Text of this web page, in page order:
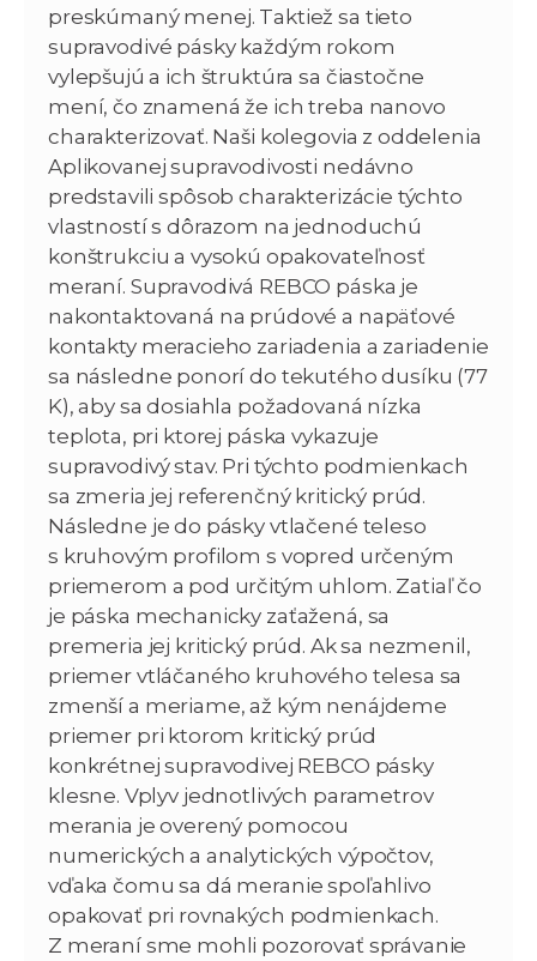
preskúmaný menej. Taktiež sa tieto
supravodivé pásky každým rokom
vylepšujú a ich štruktúra sa čiastočne
mení, čo znamená že ich treba nanovo
charakterizovať. Naši kolegovia z oddelenia
Aplikovanej supravodivosti nedávno
predstavili spôsob charakterizácie týchto
vlastností s dôrazom na jednoduchú
konštrukciu a vysokú opakovateľnosť
meraní. Supravodivá REBCO páska je
nakontaktovaná na prúdové a napäťové
kontakty meracieho zariadenia a zariadenie
sa následne ponorí do tekutého dusíku (77
K), aby sa dosiahla požadovaná nízka
teplota, pri ktorej páska vykazuje
supravodivý stav. Pri týchto podmienkach
sa zmeria jej referenčný kritický prúd.
Následne je do pásky vtlačené teleso
s kruhovým profilom s vopred určeným
priemerom a pod určitým uhlom. Zatiaľ čo
je páska mechanicky zaťažená, sa
premeria jej kritický prúd. Ak sa nezmenil,
priemer vtláčaného kruhového telesa sa
zmenší a meriame, až kým nenájdeme
priemer pri ktorom kritický prúd
konkrétnej supravodivej REBCO pásky
klesne. Vplyv jednotlivých parametrov
merania je overený pomocou
numerických a analytických výpočtov,
vďaka čomu sa dá meranie spoľahlivo
opakovať pri rovnakých podmienkach.
Z meraní sme mohli pozorovať správanie